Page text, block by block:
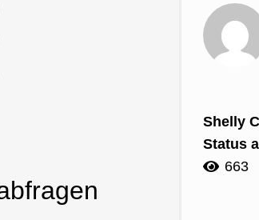
Shelly
Status
663